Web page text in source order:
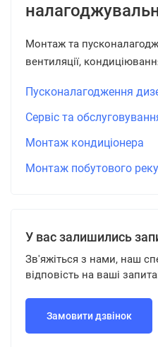
Монтаж та
вентиляції,
Пусконалагодження
Сервіс та
Монтаж кондиціонера
Монтаж побутового
У вас залишились
Зв'яжіться з нами, наш
відповість на ваші
Замовити дзвінок